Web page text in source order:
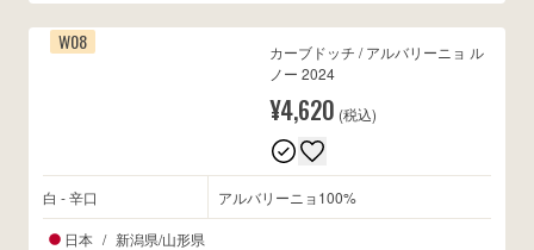
W08
カーブドッチ / アルバリーニョ ル
ノー 2024
¥4,620 (税込)
白 - 辛口 アルバリーニョ100%
日本 / 新潟県/山形県